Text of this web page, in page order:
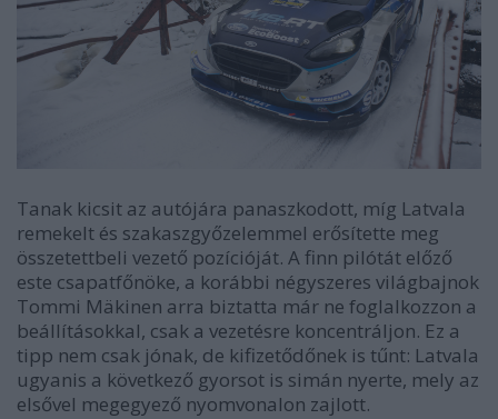
Tanak kicsit az autójára panaszkodott, míg Latvala
remekelt és szakaszgyőzelemmel erősítette meg
összetettbeli vezető pozícióját. A finn pilótát előző
este csapatfőnöke, a korábbi négyszeres világbajnok
Tommi Mäkinen arra biztatta már ne foglalkozzon a
beállításokkal, csak a vezetésre koncentráljon. Ez a
tipp nem csak jónak, de kifizetődőnek is tűnt: Latvala
ugyanis a következő gyorsot is simán nyerte, mely az
elsővel megegyező nyomvonalon zajlott.